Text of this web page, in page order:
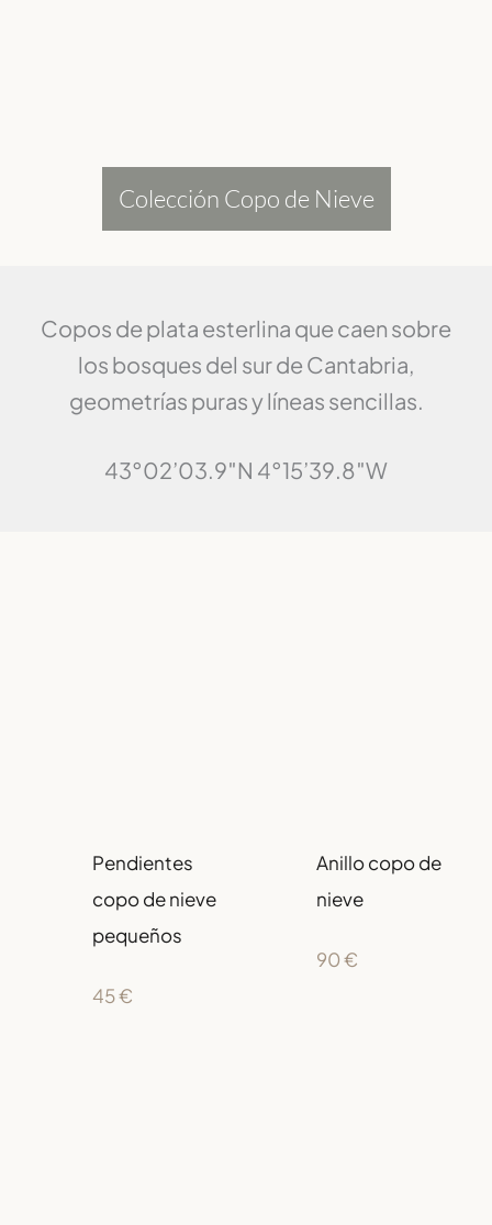
Colección Copo de Nieve
Copos de plata esterlina que caen sobre
los bosques del sur de Cantabria,
geometrías puras y líneas sencillas.
43°02’03.9″N 4°15’39.8″W
Pendientes
copo de nieve
pequeños
45€
Anillo copo de
nieve
90€